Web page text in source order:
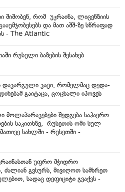
შიშობენ, რომ უკრაინა, ლიცენზიის
და მათ აშშ-ზე სწრაფად
- The Atlantic
რუსული ბაზების შესახებ
დაკარგული კაცი, რომელმაც დედა-
გაიტაცა, ცოცხალი იპოვეს
მოლაპარაკებები შედგება საჰაერო
საკითხზე, რუსეთის ომი სულ
სახლში - რუსეთში -
უფრო მჭიდრო
გვსურს, მივიღოთ სამხრეთ
სადაც დეფიციტი გვაქვს -